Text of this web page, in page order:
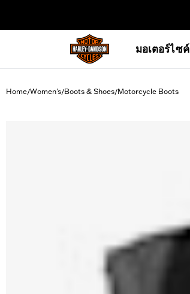
มอเตอร์ไซค์
Home/Women's/Boots & Shoes/Motorcycle Boots